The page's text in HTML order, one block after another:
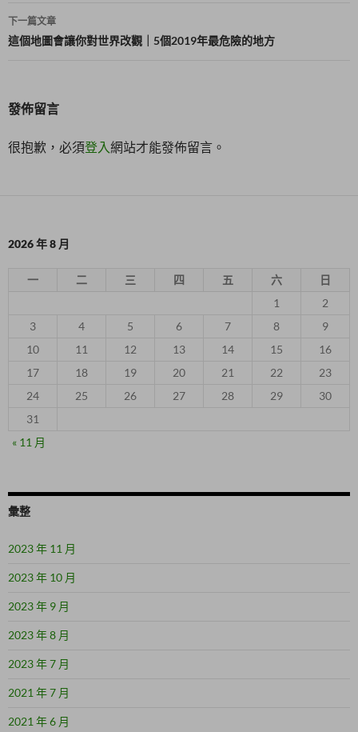
導
覽
下一篇文章
這個地圖會讓你對世界改觀｜5個2019年最危險的地方
發佈留言
很抱歉，必須登入網站才能發佈留言。
2026 年 8 月
一 二 三 四 五 六
日
1
2
3
4 5 6 7 8
9
10
11 12 13 14 15
16
17
18 19 20 21 22
23
24
25 26 27 28 29
30
31
« 11 月
彙整
2023 年 11 月
2023 年 10 月
2023 年 9 月
2023 年 8 月
2023 年 7 月
2021 年 7 月
2021 年 6 月